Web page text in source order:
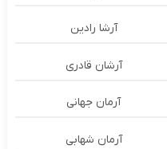
آرشا رادین
آرشان قادری
آرمان جهانی
آرمان شهابی